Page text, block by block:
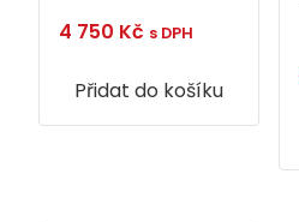
4 750 Kč s DPH
Přidat do košíku